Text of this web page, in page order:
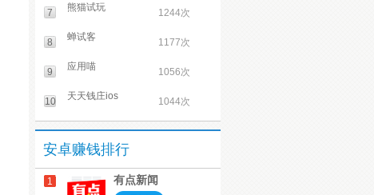
7 熊猫试玩 1244次
8 蝉试客 1177次
9 应用喵 1056次
10 天天钱庄ios 1044次
安卓赚钱排行
1 有点新闻